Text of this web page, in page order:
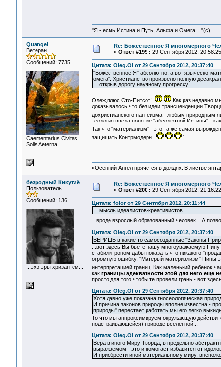
"Я - есмь Истина и Путь, Альфа и Омега ..."(с)
Quangel
Ветеран
Сообщений: 7735
Сaementarius Civitas
Solis Aeterna
Re: Божественное Я многомерного
« Ответ #199 : 29 Сентября 2012,
Цитата: Oleg.Ol от 29 Сентября 2012, 20:37:40
"Божественное Я" абсолютно, а вот языческо-
омега". Христианство произвело полную
... открыв дорогу научному прогрессу.
Олеж,плюс Сто-Питсот!
Как раз недавно
доказывалось,что без идеи трансценденции
дохристианского пантеизма - любым природным
теология ввела понятие "абсолютной Истины" -
Так что "материализм" - это та же самая
защищать Контрмодерн.
)
«Осенний Ангел прячется в дождях. В листве
безродный Кикутиё
Пользователь
Сообщений: 136
...эхо эры хризантем...
Re: Божественное Я многомерного
« Ответ #200 : 29 Сентября 2012,
Цитата: folor от 29 Сентября 2012, 20:11:44
... мысль идеалистов-креативистов...
...вроде взрослый образованный человек... А
Цитата: Oleg.Ol от 29 Сентября 2012, 20:37:40
ВЕРИШЬ в какие то самосозданные "Законы
...вот здесь Вы бьете нашу многоуважаемую
стабилитроном дабы показать что никакого
огромную ошибку. "Матерый материализм" Пипы
интерпретацией границ. Как маленький ребенок
как границы адекватности этой для него еще
просто для того чтобы те провели грань - вот
Цитата: Oleg.Ol от 29 Сентября 2012, 20:37:40
Хотя давно уже показана гносеологическая
И причина законов природы вполне известна -
природы" перестает работать мы его легко
То что мы аппроксимируем окружающую
подстраивающейся) природе вселенной...
Цитата: Oleg.Ol от 29 Сентября 2012, 20:37:40
Вера в иного Миру Творца, в предельно
выражаемом - это и помогает избавится от
И приобрести иной материальному миру,